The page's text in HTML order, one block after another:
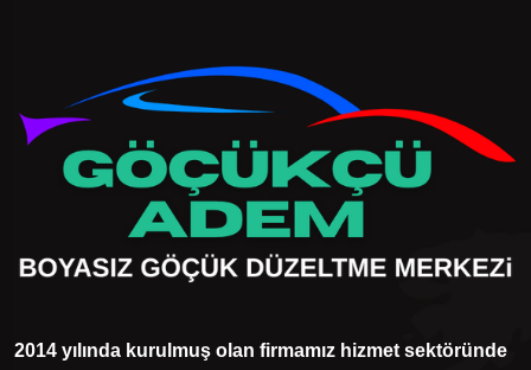
2014 yılında kurulmuş olan firmamız hizmet sektöründe